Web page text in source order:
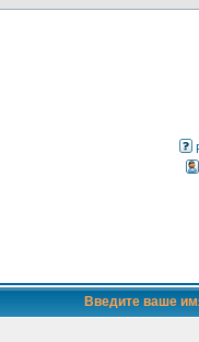
Введите ваше